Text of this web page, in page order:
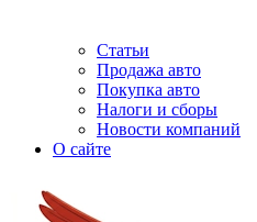
Статьи
Продажа авто
Покупка авто
Налоги и сборы
Новости компаний
О сайте